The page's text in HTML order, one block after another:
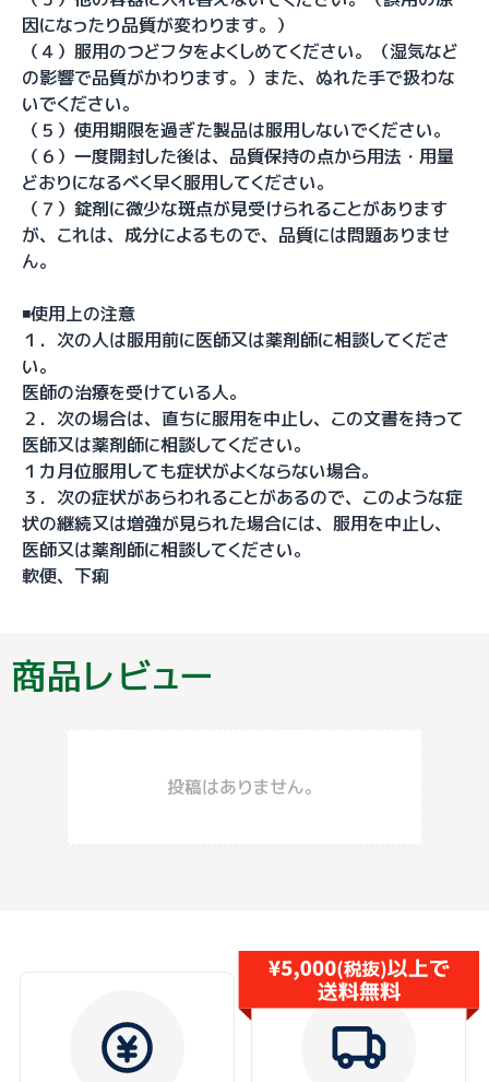
因になったり品質が変わります。）
（４）服用のつどフタをよくしめてください。（湿気など
の影響で品質がかわります。）また、ぬれた手で扱わな
いでください。
（５）使用期限を過ぎた製品は服用しないでください。
（６）一度開封した後は、品質保持の点から用法・用量
どおりになるべく早く服用してください。
（７）錠剤に微少な斑点が見受けられることがあります
が、これは、成分によるもので、品質には問題ありませ
ん。
◾️使用上の注意
１．次の人は服用前に医師又は薬剤師に相談してくださ
い。
医師の治療を受けている人。
２．次の場合は、直ちに服用を中止し、この文書を持って
医師又は薬剤師に相談してください。
１カ月位服用しても症状がよくならない場合。
３．次の症状があらわれることがあるので、このような症
状の継続又は増強が見られた場合には、服用を中止し、
医師又は薬剤師に相談してください。
軟便、下痢
商品レビュー
投稿はありません。